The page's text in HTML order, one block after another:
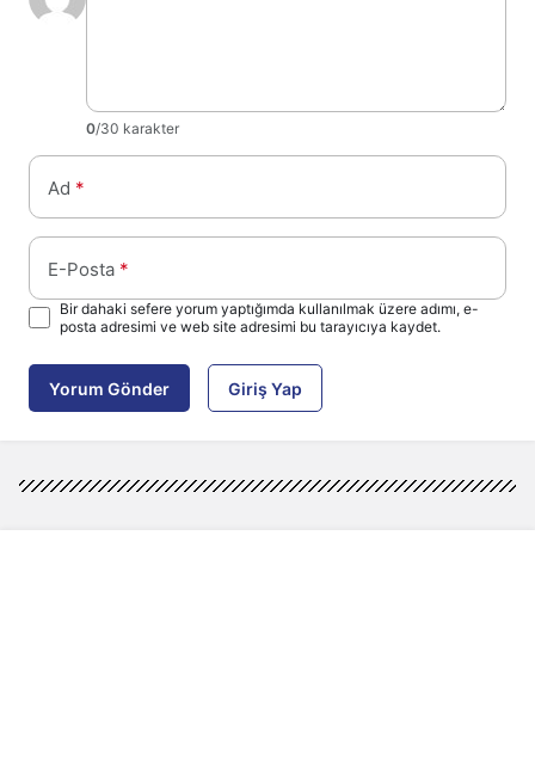
0/30 karakter
Ad *
E-Posta *
Bir dahaki sefere yorum yaptığımda kullanılmak üzere adımı, e-
posta adresimi ve web site adresimi bu tarayıcıya kaydet.
Yorum Gönder Giriş Yap